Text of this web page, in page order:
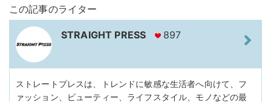
この記事のライター
STRAIGHT PRESS 897
ストレートプレスは、トレンドに敏感な生活者へ向けて、フ
ァッション、ビューティー、ライフスタイル、モノなどの最